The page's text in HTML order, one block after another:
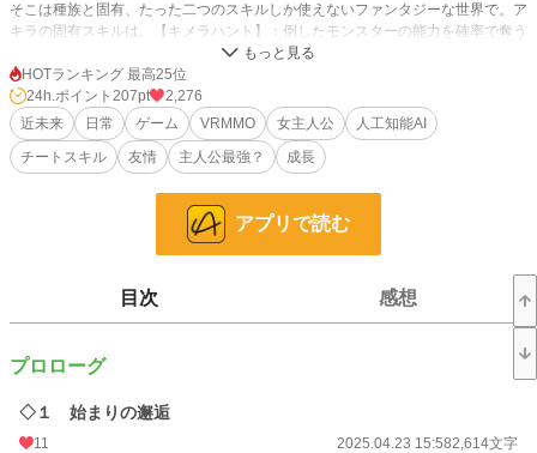
そこは種族と固有、たった二つのスキルしか使えないファンタジーな世界で。ア
キラの固有スキルは、【キメラハント】：倒したモンスターの能力を確率で奪う
あらすじ。立花明輝はある夜、公園で桜の写真を撮っていた謎の女性、安城エ
ル……とぶつかってしまい、何故かそのお礼にと、最新式のVRドライブと人気
沸騰中VRゲーム、Creatures Unionを手に入れる。
のリアリティと自由な楽しさに目をキラリとさせる。
しかし明輝はまだ気が付いていなかった。キャラメイクで明輝が手にした二つの
強力スキルの実態と運命に……なんてことはさておき置いといて、行くぞ、リン
ん〜雑魚種族を選んだ私だけど、固有スキルが「倒したモンスターの能力を奪
う」だったのでいつの間にか最強に！？』を再構成した作品です。是非、元とな
→ https://www.alphapolis.co.jp/novel/513994755/913653757
HOTランキング 最高25位
24h.ポイント 207pt
2,276
近未来
日常 ゲーム VRMMO 女主人公
人工知能AI
チートスキル
友情 主人公最強？ 成長
アプリで読む
目次 感想
プロローグ
◇１ 始まりの邂逅
11 2025.04.23 15:582,614文字